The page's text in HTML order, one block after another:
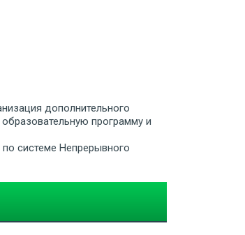
дополнительного
программу и
системе Непрерывного